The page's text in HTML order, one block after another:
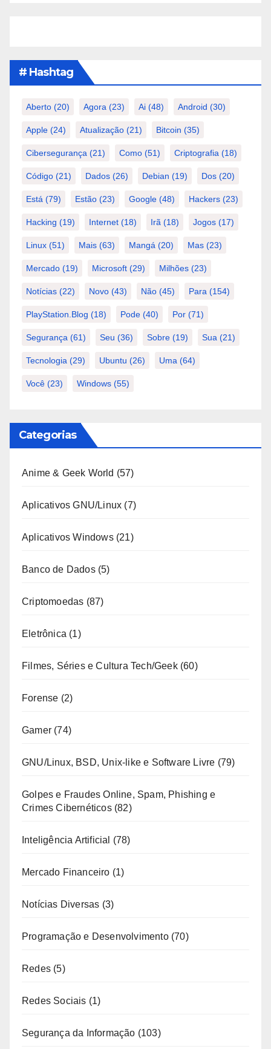
# Hashtag
Aberto (20) Agora (23) Ai (48) Android (30)
Apple (24) Atualização (21) Bitcoin (35)
Cibersegurança (21) Como (51) Criptografia (18)
Código (21) Dados (26) Debian (19) Dos (20)
Está (79) Estão (23) Google (48) Hackers (23)
Hacking (19) Internet (18) Irã (18) Jogos (17)
Linux (51) Mais (63) Mangá (20) Mas (23)
Mercado (19) Microsoft (29) Milhões (23)
Notícias (22) Novo (43) Não (45) Para (154)
PlayStation.Blog (18) Pode (40) Por (71)
Segurança (61) Seu (36) Sobre (19) Sua (21)
Tecnologia (29) Ubuntu (26) Uma (64)
Você (23) Windows (55)
Categorias
Anime & Geek World (57)
Aplicativos GNU/Linux (7)
Aplicativos Windows(21)
Banco de Dados(5)
Criptomoedas (87)
Eletrônica (1)
Filmes, Séries e Cultura Tech/Geek(60)
Forense (2)
Gamer (74)
GNU/Linux, BSD, Unix-like e Software Livre (79)
Golpes e Fraudes Online, Spam, Phishing e
Crimes Cibernéticos(82)
Inteligência Artificial (78)
Mercado Financeiro (1)
Notícias Diversas (3)
Programação e Desenvolvimento(70)
Redes (5)
Redes Sociais (1)
Segurança da Informação (103)